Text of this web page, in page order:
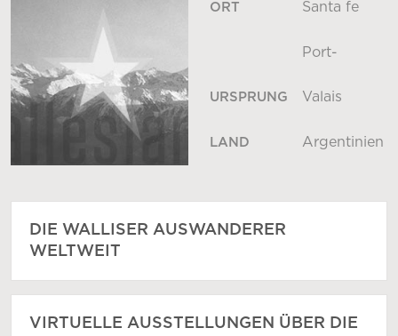
ORT Santa fe
URSPRUNG
Port-
Valais
LAND Argentinien
DIE WALLISER AUSWANDERER
WELTWEIT
VIRTUELLE AUSSTELLUNGEN ÜBER DIE